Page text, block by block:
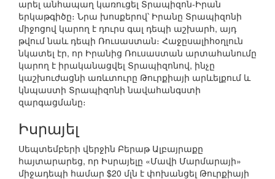
արել անհապաղ կառուցել Տրապիզոն-Իրան
երկաթգիծը։ Նրա խոսքերով՝ Իրանը Տրապիզոնի
միջոցով կարող է դուրս գալ դեպի աշխարհ, այդ
թվում նաև դեպի Ռուսաստան։ Հաջըսալիհօղլուն
նկատել էր, որ Իրանից Ռուսաստան արտահանումը
կարող է իրականացվել Տրապիզոնով, ինչը
կաշխուժացնի առևտուրը Թուրքիայի արևելքում և
կնպաստի Տրապիզոնի նավահանգստի
զարգացմանը։
Իսրայել
Սեպտեմբերի վերջին Բերաթ Ալբայրաքը
հայտարարեց, որ Իսրայելը «Մավի Մարմարայի»
միջադեպի համար $20 մլն է փոխանցել Թուրքիայի